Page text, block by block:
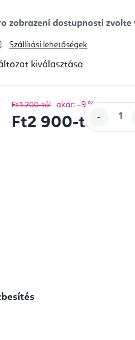
Szállítási lehetőségek
kiválasztása
Ft3 200-tól akár: –9 %
Ft2 900-tól